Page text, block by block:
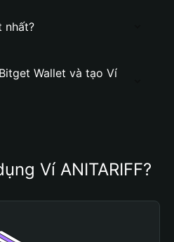
nhất?
Wallet và tạo Ví
Ví ANITARIFF?